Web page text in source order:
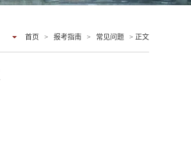
首页 > 报考指南 > 常见问题 > 正文